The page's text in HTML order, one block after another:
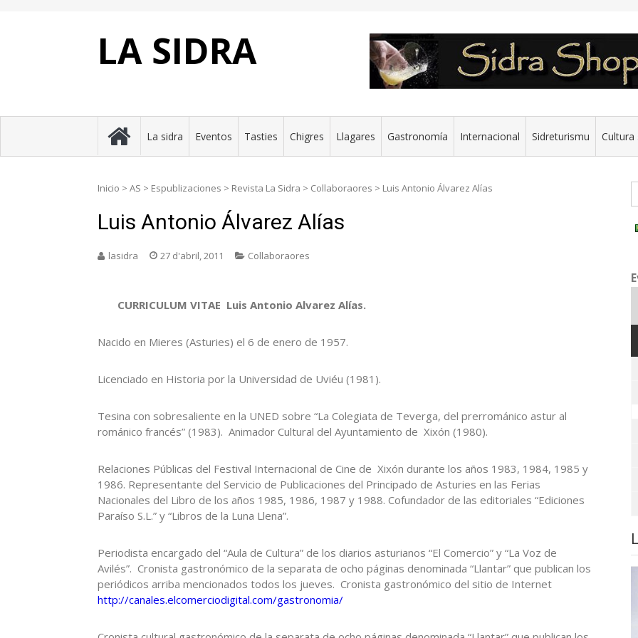
LA SIDRA
La sidra Eventos Tasties Chigres Llagares Gastronomía Internacional Sidreturismu Cultura
Inicio > AS > Espublizaciones > Revista La Sidra > Collaboraores > Luis Antonio Álvarez Alías
Luis Antonio Álvarez Alías
lasidra 27 d'abril, 2011 Collaboraores
CURRICULUM VITAE Luis Antonio Alvarez Alías.
Nacido en Mieres (Asturies) el 6 de enero de 1957.
Licenciado en Historia por la Universidad de Uviéu (1981).
Tesina con sobresaliente en la UNED sobre “La Colegiata de Teverga, del prerrománico astur al
románico francés” (1983). Animador Cultural del Ayuntamiento de Xixón (1980).
Relaciones Públicas del Festival Internacional de Cine de Xixón durante los años 1983, 1984, 1985 y
1986. Representante del Servicio de Publicaciones del Principado de Asturies en las Ferias
Nacionales del Libro de los años 1985, 1986, 1987 y 1988. Cofundador de las editoriales “Ediciones
Paraíso S.L.” y “Libros de la Luna Llena”.
Periodista encargado del “Aula de Cultura” de los diarios asturianos “El Comercio” y “La Voz de
Avilés”. Cronista gastronómico de la separata de ocho páginas denominada “Llantar” que publican los
periódicos arriba mencionados todos los jueves. Cronista gastronómico del sitio de Internet
http://canales.elcomerciodigital.com/gastronomia/